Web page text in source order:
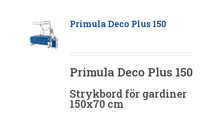
Primula Deco Plus 150
Primula Deco Plus 150
Strykbord för gardiner
150x70 cm